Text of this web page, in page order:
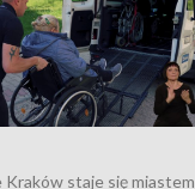
Kraków staje się miastem